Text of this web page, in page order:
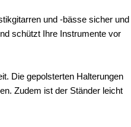
und -bässe sicher und
schützt Ihre Instrumente vor
Die gepolsterten Halterungen
Zudem ist der Ständer leicht